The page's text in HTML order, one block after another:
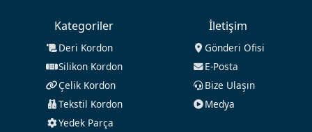
Kategoriler
Deri Kordon
Silikon Kordon
Çelik Kordon
Tekstil Kordon
Yedek Parça
İletişim
Gönderi Ofisi
E-Posta
Bize Ulaşın
Medya